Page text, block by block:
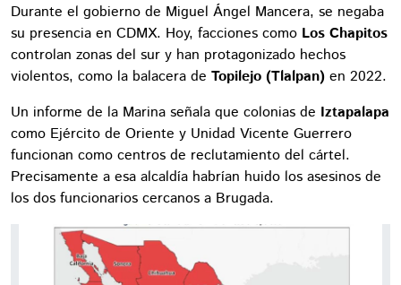
Durante el gobierno de Miguel Ángel Mancera, se negaba
su presencia en CDMX. Hoy, facciones como Los Chapitos
controlan zonas del sur y han protagonizado hechos
violentos, como la balacera de Topilejo (Tlalpan) en 2022.
Un informe de la Marina señala que colonias de Iztapalapa
como Ejército de Oriente y Unidad Vicente Guerrero
funcionan como centros de reclutamiento del cártel.
Precisamente a esa alcaldía habrían huido los asesinos de
los dos funcionarios cercanos a Brugada.